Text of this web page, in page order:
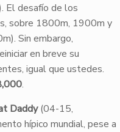
El desafío de los
sobre 1800m, 1900m y
Sin embargo,
en breve su
igual que ustedes.
.
Daddy(04-15,
hípico mundial, pese a